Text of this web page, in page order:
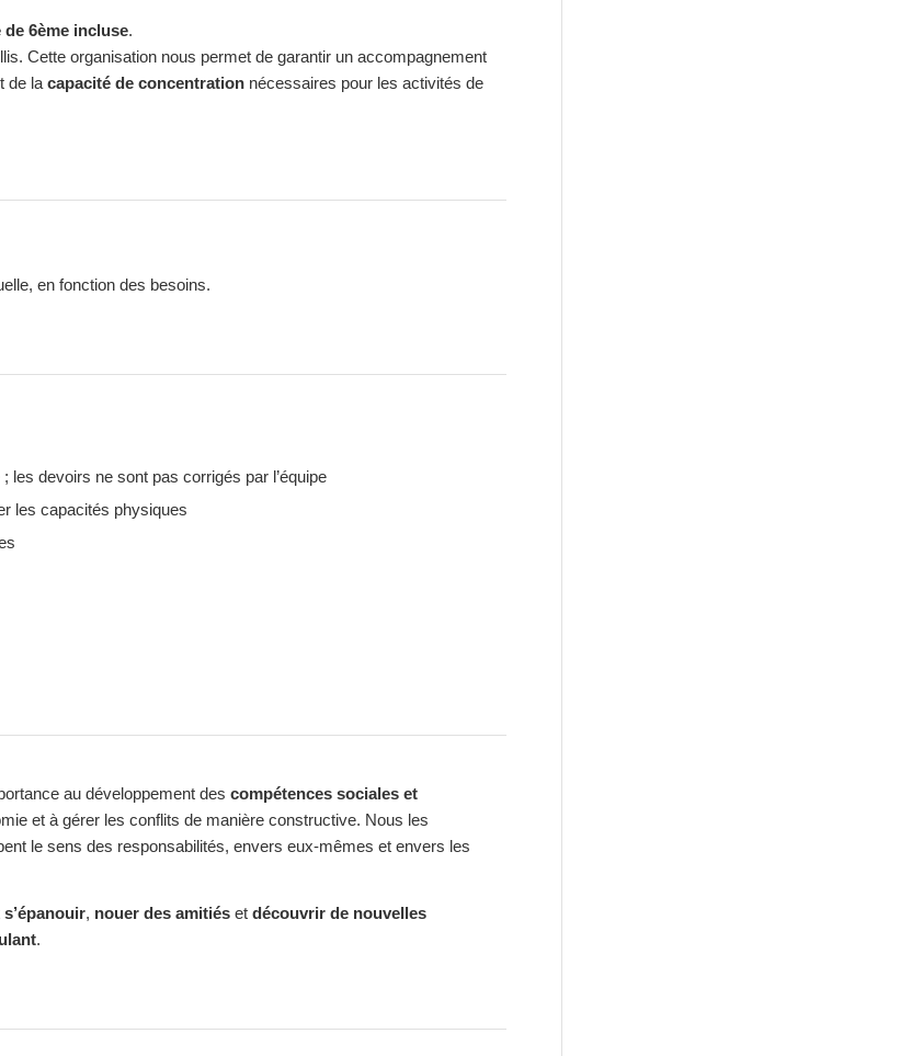
de 6ème incluse.
Cette organisation nous permet de garantir un accompagnement
de la capacité de concentration nécessaires pour les activités de
en fonction des besoins.
les devoirs ne sont pas corrigés par l’équipe
les capacités physiques
au développement des compétences sociales et
et à gérer les conflits de manière constructive. Nous les
le sens des responsabilités, envers eux-mêmes et envers les
s’épanouir, nouer des amitiés et découvrir de nouvelles
.